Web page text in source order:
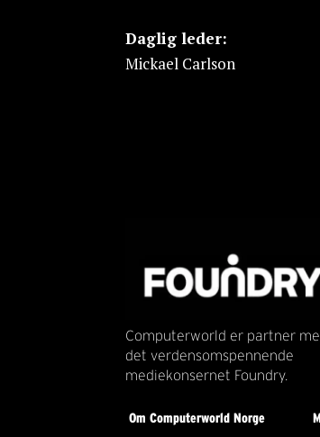
Daglig leder:
Mickael Carlson
Computerworld er partner
det verdensomspennende
mediekonsernet Foundry.
Om Computerworld Norge